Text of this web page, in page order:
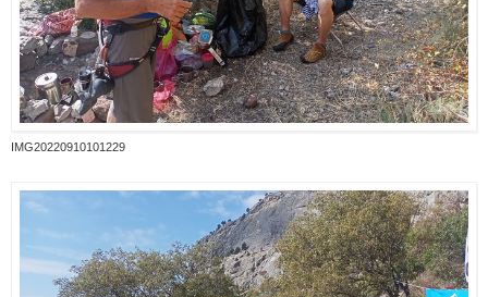
IMG20220910101229